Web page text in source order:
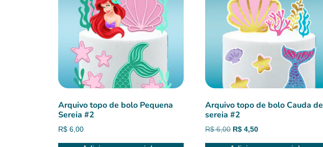
Arquivo topo de bolo Pequena
Sereia #2
R$ 6,00
Arquivo topo de bolo Cauda de
sereia #2
R$6,00 O
R$ 4,50O